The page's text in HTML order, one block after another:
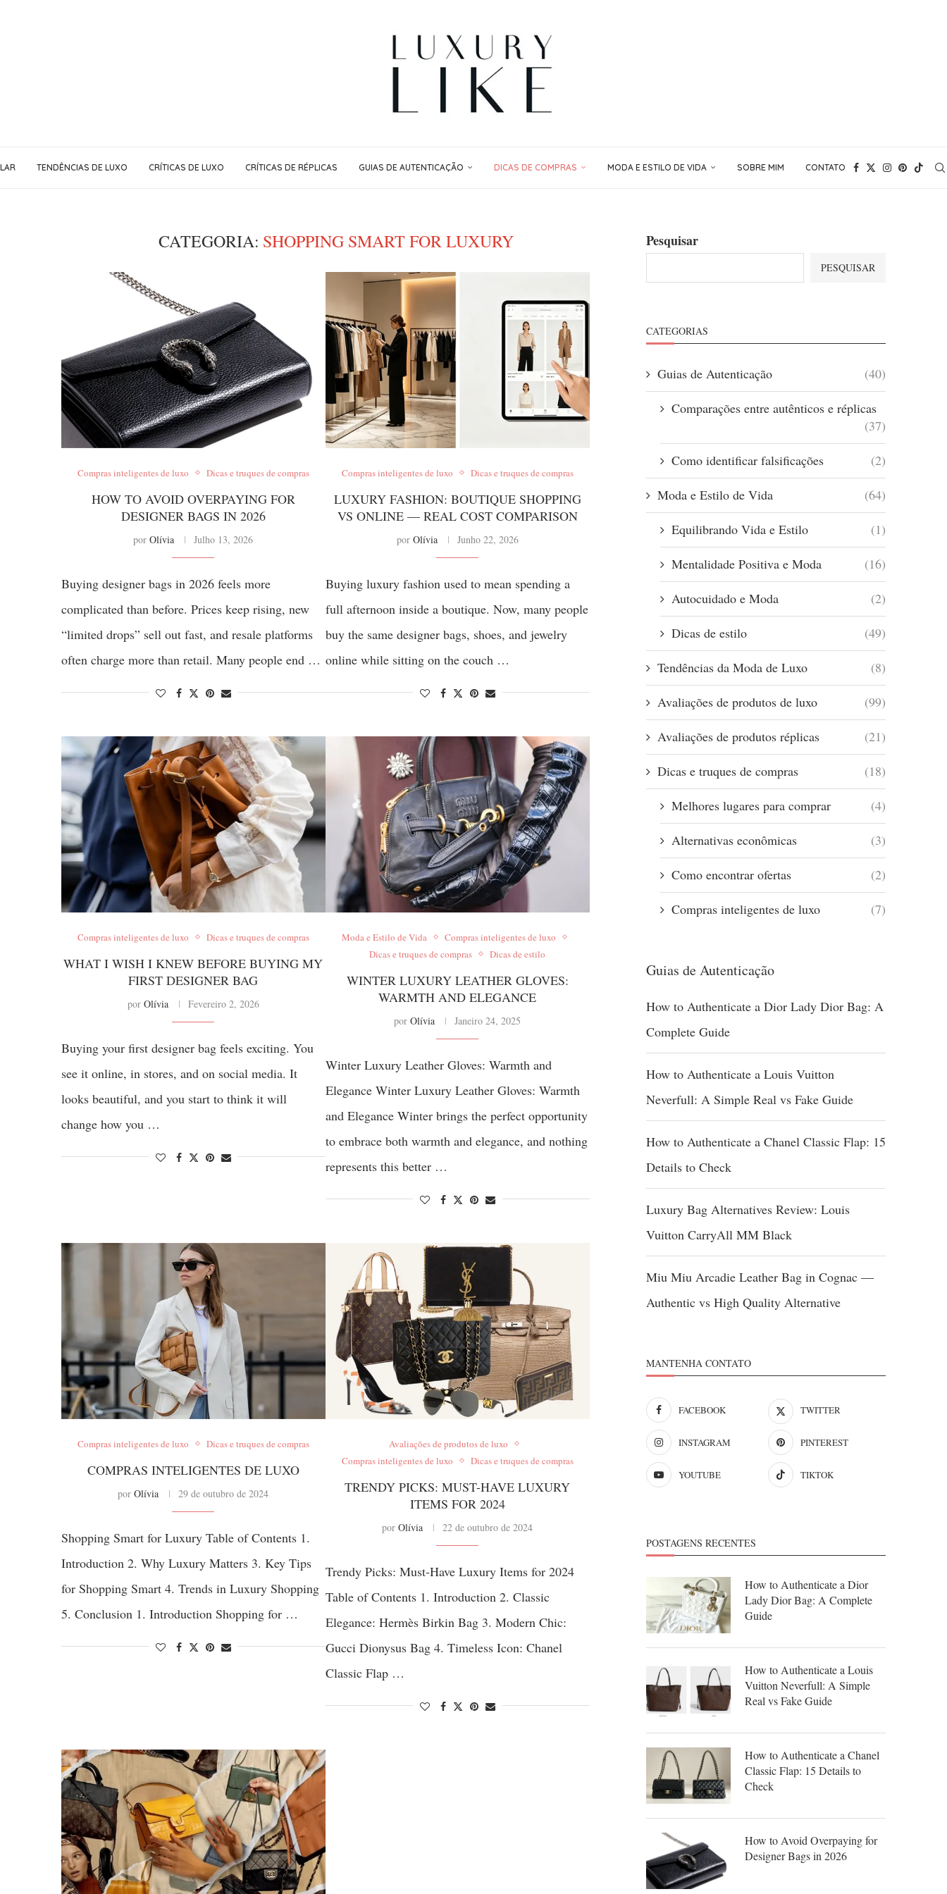
LAR TENDÊNCIAS DE LUXO CRÍTICAS DE LUXO CRÍTICAS DE RÉPLICAS GUIAS DE AUTENTICAÇÃO DICAS DE COMPRAS MODA E ESTILO DE VIDA SOBRE MIM CONTATO
CATEGORIA: SHOPPING SMART FOR LUXURY
Compras inteligentes de luxo Dicas e truques de compras
HOW TO AVOID OVERPAYING FOR
DESIGNER BAGS IN 2026
porOlívia Julho 13, 2026
Buying designer bags in 2026 feels more
complicated than before. Prices keep rising, new
“limited drops” sell out fast, and resale platforms
often charge more than retail. Many people end …
Compras inteligentes de luxo Dicas e truques de compras
LUXURY FASHION: BOUTIQUE SHOPPING
VS ONLINE — REAL COST COMPARISON
por Olívia Junho 22, 2026
Buying luxury fashion used to mean spending a
full afternoon inside a boutique. Now, many people
buy the same designer bags, shoes, and jewelry
online while sitting on the couch …
Compras inteligentes de luxo Dicas e truques de compras
WHAT I WISH I KNEW BEFORE BUYING MY
FIRST DESIGNER BAG
por Olívia Fevereiro 2, 2026
Buying your first designer bag feels exciting. You
see it online, in stores, and on social media. It
looks beautiful, and you start to think it will
change how you …
Moda e Estilo de Vida
Compras inteligentes de luxo
Dicas e truques de compras
Dicas de estilo
WINTER LUXURY LEATHER GLOVES:
WARMTH AND ELEGANCE
porOlívia Janeiro 24, 2025
Winter Luxury Leather Gloves: Warmth and
Elegance Winter Luxury Leather Gloves: Warmth
and Elegance Winter brings the perfect opportunity
to embrace both warmth and elegance, and nothing
represents this better …
Compras inteligentes de luxo Dicas e truques de compras
COMPRAS INTELIGENTES DE LUXO
porOlívia 29 de outubro de 2024
Shopping Smart for Luxury Table of Contents 1.
Introduction 2. Why Luxury Matters 3. Key Tips
for Shopping Smart 4. Trends in Luxury Shopping
5. Conclusion 1. Introduction Shopping for …
Avaliações de produtos de luxo
Compras inteligentes de luxo
Dicas e truques de compras
TRENDY PICKS: MUST-HAVE LUXURY
ITEMS FOR 2024
porOlívia 22 de outubro de 2024
Trendy Picks: Must-Have Luxury Items for 2024
Table of Contents 1. Introduction 2. Classic
Elegance: Hermès Birkin Bag 3. Modern Chic:
Gucci Dionysus Bag 4. Timeless Icon: Chanel
Classic Flap …
Pesquisar
PESQUISAR
CATEGORIAS
Guias de Autenticação (40)
Comparações entre autênticos e réplicas
(37)
Como identificar falsificações (2)
Moda e Estilo de Vida (64)
Equilibrando Vida e Estilo (1)
Mentalidade Positiva e Moda (16)
Autocuidado e Moda (2)
Dicas de estilo (49)
Tendências da Moda de Luxo (8)
Avaliações de produtos de luxo (99)
Avaliações de produtos réplicas (21)
Dicas e truques de compras (18)
Melhores lugares para comprar (4)
Alternativas econômicas (3)
Como encontrar ofertas (2)
Compras inteligentes de luxo (7)
Guias de Autenticação
How to Authenticate a Dior Lady Dior Bag: A
Complete Guide
How to Authenticate a Louis Vuitton
Neverfull: A Simple Real vs Fake Guide
How to Authenticate a Chanel Classic Flap: 15
Details to Check
Luxury Bag Alternatives Review: Louis
Vuitton CarryAll MM Black
Miu Miu Arcadie Leather Bag in Cognac —
Authentic vs High Quality Alternative
MANTENHA CONTATO
FACEBOOK TWITTER
INSTAGRAM PINTEREST
YOUTUBE TIKTOK
POSTAGENS RECENTES
How to Authenticate a Dior
Lady Dior Bag: A Complete
Guide
How to Authenticate a Louis
Vuitton Neverfull: A Simple
Real vs Fake Guide
How to Authenticate a Chanel
Classic Flap: 15 Details to
Check
How to Avoid Overpaying for
Designer Bags in 2026